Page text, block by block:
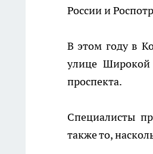
России и
В этом году в
улице
проспекта.
Специалисты
также то,